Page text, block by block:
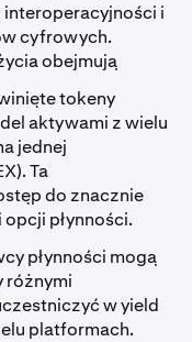
i
cyfrowych.
obejmują
tokeny
aktywami z wielu
jednej
Ta
do znacznie
płynności.
płynności mogą
różnymi
w yield
platformach.